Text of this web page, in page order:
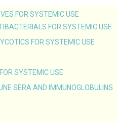
FOR SYSTEMIC USE
FOR SYSTEMIC USE
FOR SYSTEMIC USE
SYSTEMIC USE
SERA AND IMMUNOGLOBULINS